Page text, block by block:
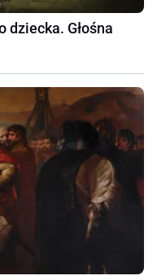
dziecka. Głośna